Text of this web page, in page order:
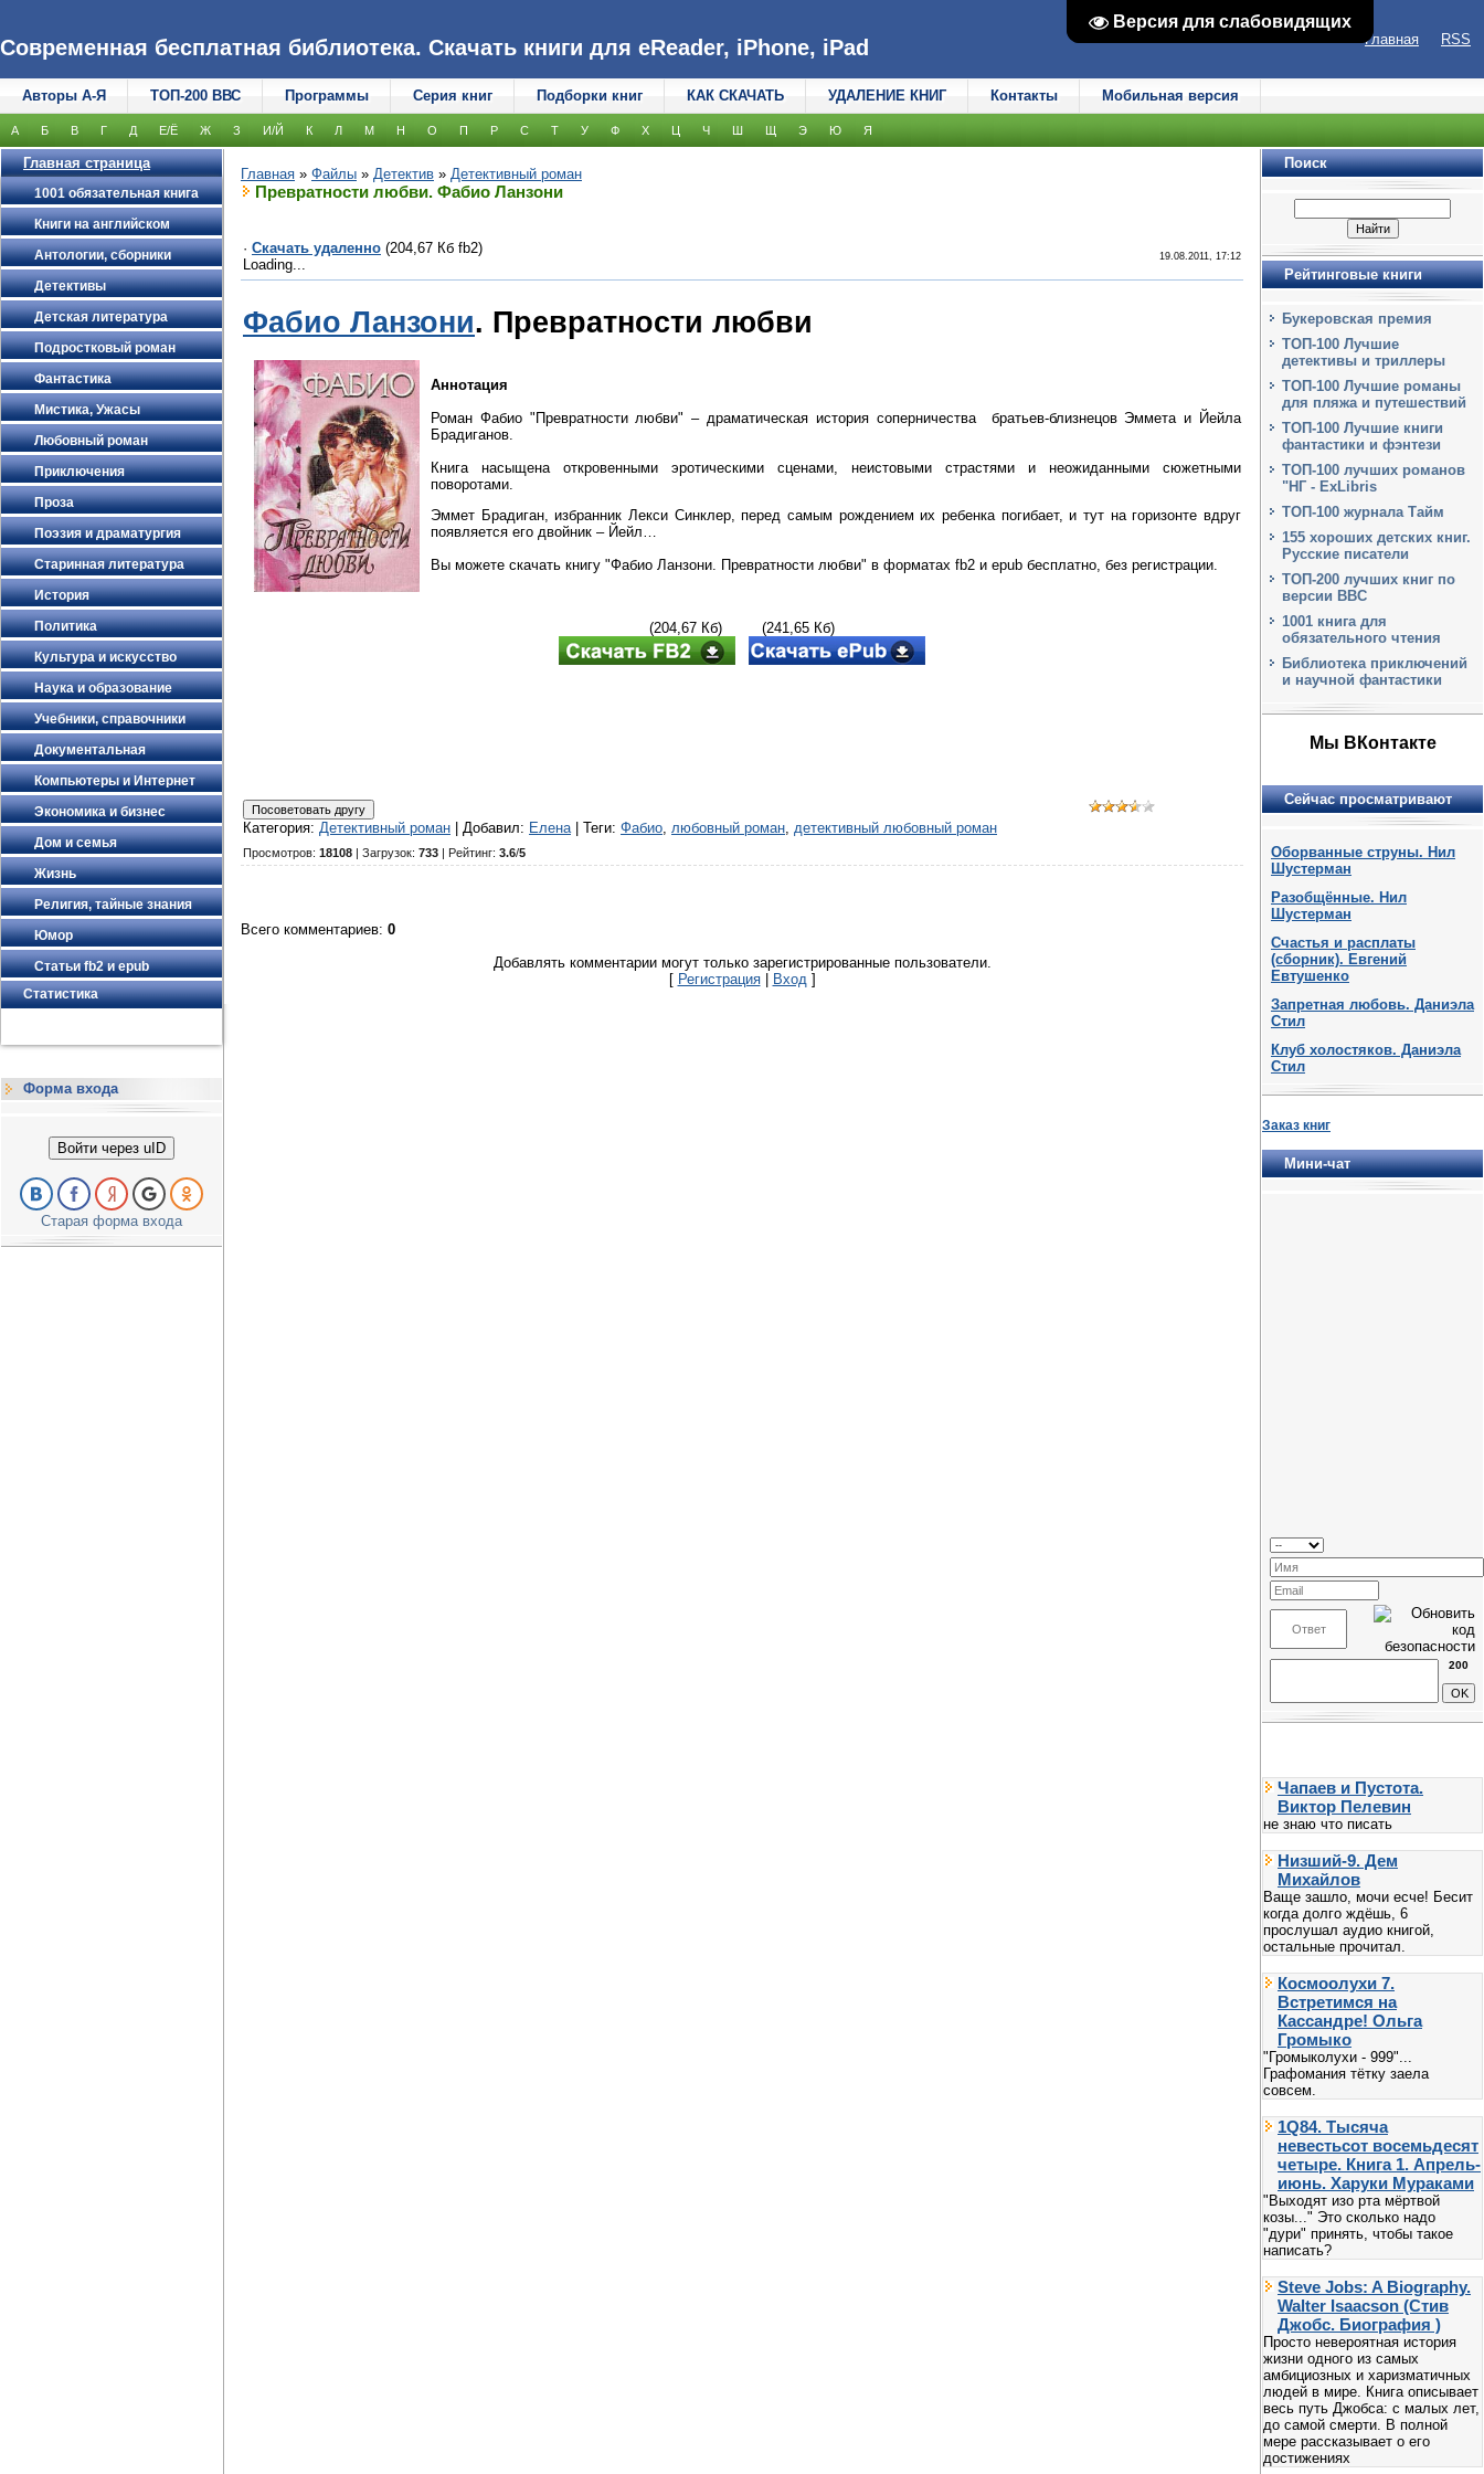
Версия для слабовидящих
Версия для слабовидящих
Современная бесплатная библиотека. Скачать книги для eReader, iPhone, iPad Главная RSS
Авторы А-Я ТОП-200 ВВС Программы Серия книг Подборки книг КАК СКАЧАТЬ УДАЛЕНИЕ КНИГ Контакты Мобильная версия
А Б В Г Д Е/Ё Ж З И/Й К Л М Н О П Р С Т У Ф Х Ц Ч Ш Щ Э Ю Я
Главная страница
1001 обязательная книга
Книги на английском
Антологии, сборники
Детективы
Детская литература
Подростковый роман
Фантастика
Мистика, Ужасы
Любовный роман
Приключения
Проза
Поэзия и драматургия
Старинная литература
История
Политика
Культура и искусство
Наука и образование
Учебники, справочники
Документальная
Компьютеры и Интернет
Экономика и бизнес
Дом и семья
Жизнь
Религия, тайные знания
Юмор
Статьи fb2 и epub
Статистика
Форма входа
Войти через uID
Старая форма входа
Главная » Файлы » Детектив » Детективный роман
Превратности любви. Фабио Ланзони
· Скачать удаленно (204,67 Кб fb2)
Loading...
19.08.2011, 17:12
Фабио Ланзони. Превратности любви
Аннотация
Роман Фабио "Превратности любви" – драматическая история соперничества братьев-близнецов Эммета и Йейла
Брадиганов.
Книга насыщена откровенными эротическими сценами, неистовыми страстями и неожиданными сюжетными
поворотами.
Эммет Брадиган, избранник Лекси Синклер, перед самым рождением их ребенка погибает, и тут на горизонте вдруг
появляется его двойник – Йейл…
Вы можете скачать книгу "Фабио Ланзони. Превратности любви" в форматах fb2 и epub бесплатно, без регистрации.
(204,67 Кб) (241,65 Кб)
Категория: Детективный роман Добавил: Елена| Теги: Фабио, любовный роман, детективный любовный роман
Просмотров: 18108 | Загрузок: 733 | Рейтинг: 3.6/5
Всего комментариев: 0
Добавлять комментарии могут только зарегистрированные пользователи.
[ Регистрация| Вход]
Поиск
Рейтинговые книги
Букеровская премия
ТОП-100 Лучшие
детективы и триллеры
ТОП-100 Лучшие романы
для пляжа и путешествий
ТОП-100 Лучшие книги
фантастики и фэнтези
ТОП-100 лучших романов
"НГ - ExLibris
ТОП-100 журнала Тайм
155 хороших детских книг.
Русские писатели
ТОП-200 лучших книг по
версии BBC
1001 книга для
обязательного чтения
Библиотека приключений
и научной фантастики
Мы ВКонтакте
Сейчас просматривают
Оборванные струны. Нил
Шустерман
Разобщённые. Нил
Шустерман
Счастья и расплаты
(сборник). Евгений
Евтушенко
Запретная любовь. Даниэла
Стил
Клуб холостяков. Даниэла
Стил
Заказ книг
Мини-чат
200
Чапаев и Пустота.
Виктор Пелевин
не знаю что писать
Низший-9. Дем
Михайлов
Ваще зашло, мочи есче! Бесит
когда долго ждёшь, 6
прослушал аудио книгой,
остальные прочитал.
Космоолухи 7.
Встретимся на
Кассандре! Ольга
Громыко
"Громыколухи - 999"...
Графомания тётку заела
совсем.
1Q84. Тысяча
невестьсот восемьдесят
четыре. Книга 1. Апрель-
июнь. Харуки Мураками
"Выходят изо рта мёртвой
козы..." Это сколько надо
"дури" принять, чтобы такое
написать?
Steve Jobs: A Biography.
Walter Isaacson (Стив
Джобс. Биография )
Просто невероятная история
жизни одного из самых
амбициозных и харизматичных
людей в мире. Книга описывает
весь путь Джобса: с малых лет,
до самой смерти. В полной
мере рассказывает о его
достижениях